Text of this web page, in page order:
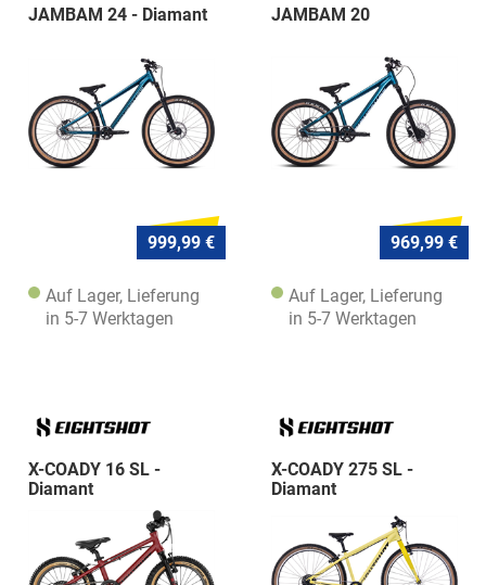
JAMBAM 24 - Diamant
999,99 €
Auf Lager, Lieferung
in 5-7 Werktagen
JAMBAM 20
969,99 €
Auf Lager, Lieferung
in 5-7 Werktagen
X-COADY 16 SL -
Diamant
X-COADY 275 SL -
Diamant